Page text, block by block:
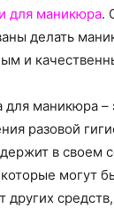
для маникюра.
делать
и
для маникюра –
разовой
в своем
могут
других средств,